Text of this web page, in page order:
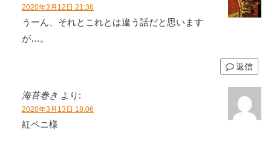
2020年3月12日 21:36
うーん、それとこれとは違う話だと思います
が…。
返信
海苔巻き より:
2020年3月13日 18:06
紅ペニ様